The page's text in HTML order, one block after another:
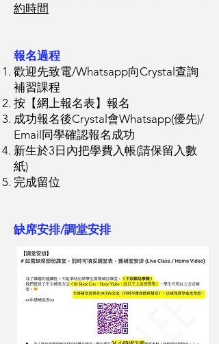
約時間
報名過程
歡迎先致電/Whatsapp向Crystal查詢
補習課程
按【網上報名表】報名
成功報名後Crystal會Whatsapp(優先)/
Email同學確認報名成功
新生於3日內把學費入帳(請保留入數
紙)
完成留位
缺席安排/調堂安排